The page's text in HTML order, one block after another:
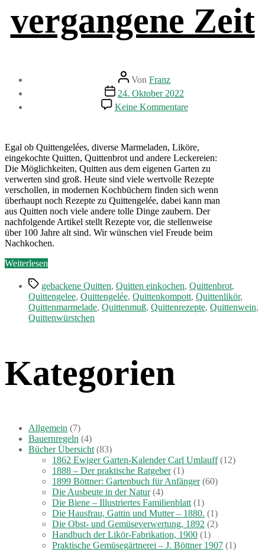
vergangene Zeit
Beitragsautor
Von Franz
Beitragsdatum
24. Oktober 2022
Keine Kommentarezu
Omas
–
Ein
Blick
in
längst
vergangene
Zeit
Egal ob Quittengelées, diverse Marmeladen, Liköre,
eingekochte Quitten, Quittenbrot und andere Leckereien:
Die Möglichkeiten, Quitten aus dem eigenen Garten zu
verwerten sind groß. Heute sind viele wertvolle Rezepte
verschollen, in modernen Kochbüchern finden sich wenn
überhaupt noch Rezepte zu Quittengelée, dabei kann man
aus Quitten noch viele andere tolle Dinge zaubern. Der
nachfolgende Artikel stellt Rezepte vor, die stellenweise
über 100 Jahre alt sind. Wir wünschen viel Freude beim
Nachkochen.
Weiterlesen
Quittenrezepte
–
Ein
Blick
Schlagwörter
gebackene Quitten, Quitten einkochen, Quittenbrot,
Quittengelee, Quittengelée, Quittenkompott, Quittenlikör,
Quittenmarmelade, Quittenmuß, Quittenrezepte, Quittenwein,
Quittenwürstchen
Kategorien
Allgemein (7)
Bauernregeln (4)
Bücher Übersicht (83)
1862 Ewiger Garten-Kalender Carl Umlauff(12)
1888 – Der praktische Ratgeber(1)
1899 Böttner: Gartenbuch für Anfänger(60)
Die Ausbeute in der Natur(4)
Die Biene – Illustriertes Familienblatt (1)
Die Hausfrau, Gattin und Mutter – 1880. (1)
Die Obst- und Gemüseverwertung, 1892 (2)
Handbuch der Likör-Fabrikation, 1900 (1)
Praktische Gemüsegärtnerei – J. Böttner 1907 (1)